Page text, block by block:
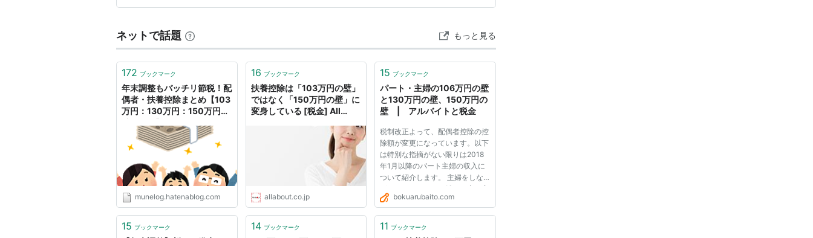
ネットで話題 もっと見る
172 ブックマーク
年末調整もバッチリ節税！配
偶者・扶養控除まとめ【103
万円：130万円：150万円の
munelog.hatenablog.com
16 ブックマーク
扶養控除は「103万円の壁」
ではなく「150万円の壁」に
変身している [税金] All
allabout.co.jp
15 ブックマーク
パート・主婦の106万円の壁
と130万円の壁、150万円の
壁 | アルバイトと税金
税制改正よって、配偶者控除の控
除額が変更になっています。以下
は特別な指摘がない限りは2018
年1月以降のパート主婦の収入に
ついて紹介します。 主婦をしな
がら、パートとして働きに出て家
計を助けている方も多いかと思い
婦世帯とでは前者の方が統計的に
多くなっています。 そんな主婦
bokuarubaito.com
15 ブックマーク 14 ブックマーク 11 ブックマーク